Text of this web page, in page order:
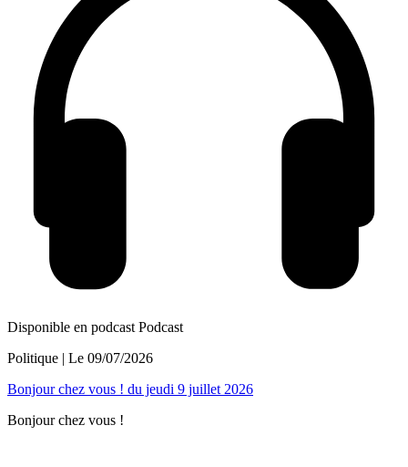
Disponible en podcast Podcast
Politique | Le 09/07/2026
Bonjour chez vous ! du jeudi 9 juillet 2026
Bonjour chez vous !